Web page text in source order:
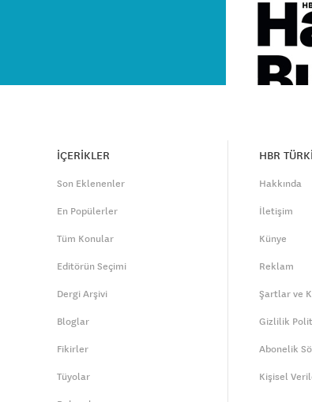
İÇERİKLER
Son Eklenenler
En Popülerler
Tüm Konular
Editörün Seçimi
Dergi Arşivi
Bloglar
Fikirler
Tüyolar
HBR
Hakkında
İletişim
Künye
Reklam
Şartlar ve
Gizlilik
Abonelik
Kişisel